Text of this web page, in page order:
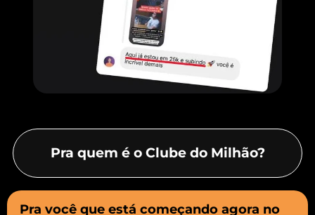
Pra quem é o Clube do Milhão?
Pra você que está começando agora no